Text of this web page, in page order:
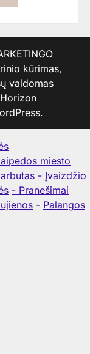
kūrimas,
valdomas
Horizon
.
miesto
- Įvaizdžio
- Pranešimai
- Palangos